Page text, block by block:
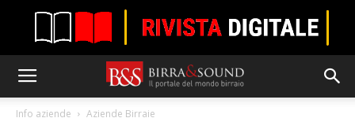
Info aziende Aziende Birraie